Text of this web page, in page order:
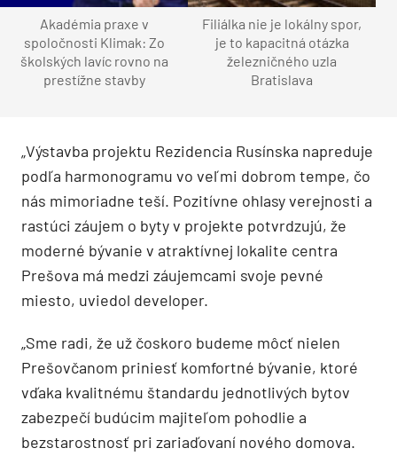
Akadémia praxe v
spoločnosti Klimak: Zo
školských lavíc rovno na
prestížne stavby
Filiálka nie je lokálny spor,
je to kapacitná otázka
železničného uzla
Bratislava
„Výstavba projektu Rezidencia Rusínska napreduje
podľa harmonogramu vo veľmi dobrom tempe, čo
nás mimoriadne teší. Pozitívne ohlasy verejnosti a
rastúci záujem o byty v projekte potvrdzujú, že
moderné bývanie v atraktívnej lokalite centra
Prešova má medzi záujemcami svoje pevné
miesto, uviedol developer.
„Sme radi, že už čoskoro budeme môcť nielen
Prešovčanom priniesť komfortné bývanie, ktoré
vďaka kvalitnému štandardu jednotlivých bytov
zabezpečí budúcim majiteľom pohodlie a
bezstarostnosť pri zariaďovaní nového domova.